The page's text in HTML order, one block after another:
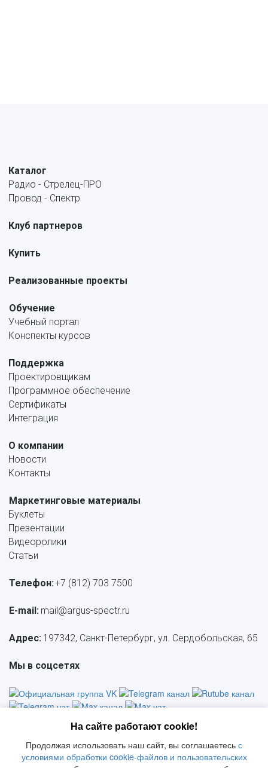
Каталог
Радио - Стрелец-ПРО
Провод - Спектр
Клуб партнеров
Купить
Реализованные проекты
Обучение
Учебный портал
Конспекты курсов
Поддержка
Проектировщикам
Программное обеспечение
Сертификаты
Интеграция
О компании
Новости
Контакты
Маркетинговые материалы
Буклеты
Презентации
Видеоролики
Статьи
Телефон:+7 (812) 703 7500
E-mail: mail@argus-spectr.ru
Адрес: 197342, Санкт-Петербург, ул. Сердобольская, 65
Мы в соцсетях
Политика конфиденциальности
     |
СОУТ
     |
Политика
На сайте работают cookie!
Продолжая использовать наш сайт, вы соглашаетесь с
условиями обработки cookie-файлов и пользовательских